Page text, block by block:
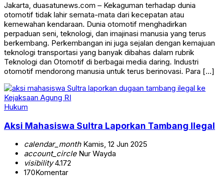
Jakarta, duasatunews.com – Kekaguman terhadap dunia
otomotif tidak lahir semata-mata dari kecepatan atau
kemewahan kendaraan. Dunia otomotif menghadirkan
perpaduan seni, teknologi, dan imajinasi manusia yang terus
berkembang. Perkembangan ini juga sejalan dengan kemajuan
teknologi transportasi yang banyak dibahas dalam rubrik
Teknologi dan Otomotif di berbagai media daring. Industri
otomotif mendorong manusia untuk terus berinovasi. Para […]
Hukum
Aksi Mahasiswa Sultra Laporkan Tambang Ilegal
calendar_monthKamis, 12 Jun 2025
account_circleNur Wayda
visibility4.172
170Komentar